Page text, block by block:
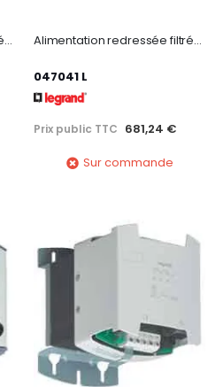
Alimentation redressée filtrée monophasée entrée 230-400V~ sortie 24V= - 600W Alimentation redressée filtrée monophasée entrée 230-400V~ /sortie 48V= - 48W 1A
047041 L
Prix public TTC 681,24 €
Sur commande